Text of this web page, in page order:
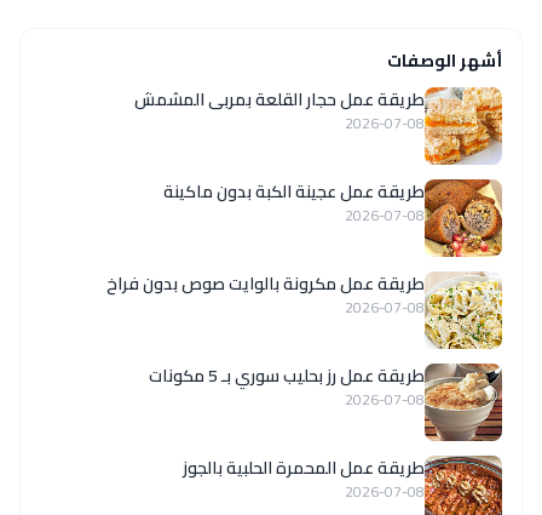
أشهر الوصفات
طريقة عمل حجار القلعة بمربى المشمش
2026-07-08
طريقة عمل عجينة الكبة بدون ماكينة
2026-07-08
طريقة عمل مكرونة بالوايت صوص بدون فراخ
2026-07-08
طريقة عمل رز بحليب سوري بـ 5 مكونات
2026-07-08
طريقة عمل المحمرة الحلبية بالجوز
2026-07-08